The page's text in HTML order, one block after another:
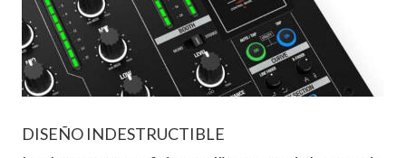
DISEÑO INDESTRUCTIBLE